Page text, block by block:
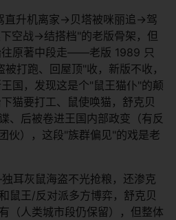
直升机离家→贝塔被咪丽追→驾
空战→结搭档"的老版骨架，但
往原著中段走——老版 1989 只
打跑、回屋顶"收，新版不收，
国，发现这是个"鼠王猫仆"的颠
猫要打工、鼠使唤猫，舒克贝
、后被卷进王国内部政变（有反
伙），这段"族群偏见"的戏是老
耳灰鼠海盗不光抢粮，还渗克
鼠王/反对派多方博弈，舒克贝
（人类城市段仍保留），但整体